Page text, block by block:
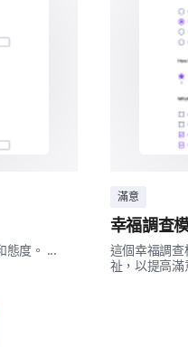
溝通的任何額外意見或
人都是舒適和可進入的。請
態度。 ...
滿意
幸福調查
這個幸福調
祉，以提高滿